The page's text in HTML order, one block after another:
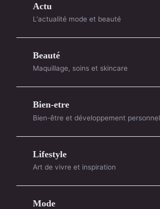
Actu
L'actualité mode et beauté
Beauté
Maquillage, soins et skincare
Bien-etre
Bien-être et développement personnel
Lifestyle
Art de vivre et inspiration
Mode